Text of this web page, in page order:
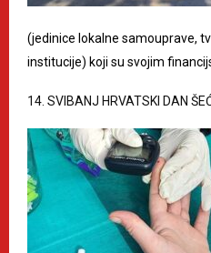
(jedinice lokalne samouprave,
institucije) koji su svojim
14. SVIBANJ HRVATSKI DAN